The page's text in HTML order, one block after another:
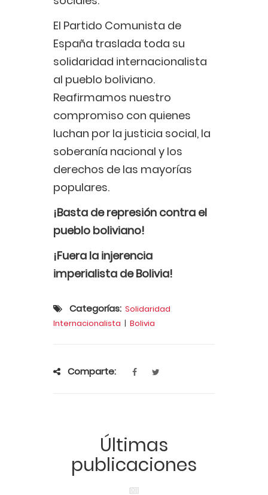
El Partido Comunista de
España traslada toda su
solidaridad internacionalista
al pueblo boliviano.
Reafirmamos nuestro
compromiso con quienes
luchan por la justicia social, la
soberanía nacional y los
derechos de las mayorías
populares.
¡Basta de represión contra el
pueblo boliviano!
¡Fuera la injerencia
imperialista de Bolivia!
Categorías: Solidaridad
Internacionalista | Bolivia
Comparte:
Últimas
publicaciones